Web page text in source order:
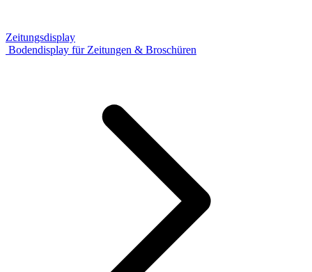
Zeitungsdisplay
Bodendisplay für Zeitungen & Broschüren